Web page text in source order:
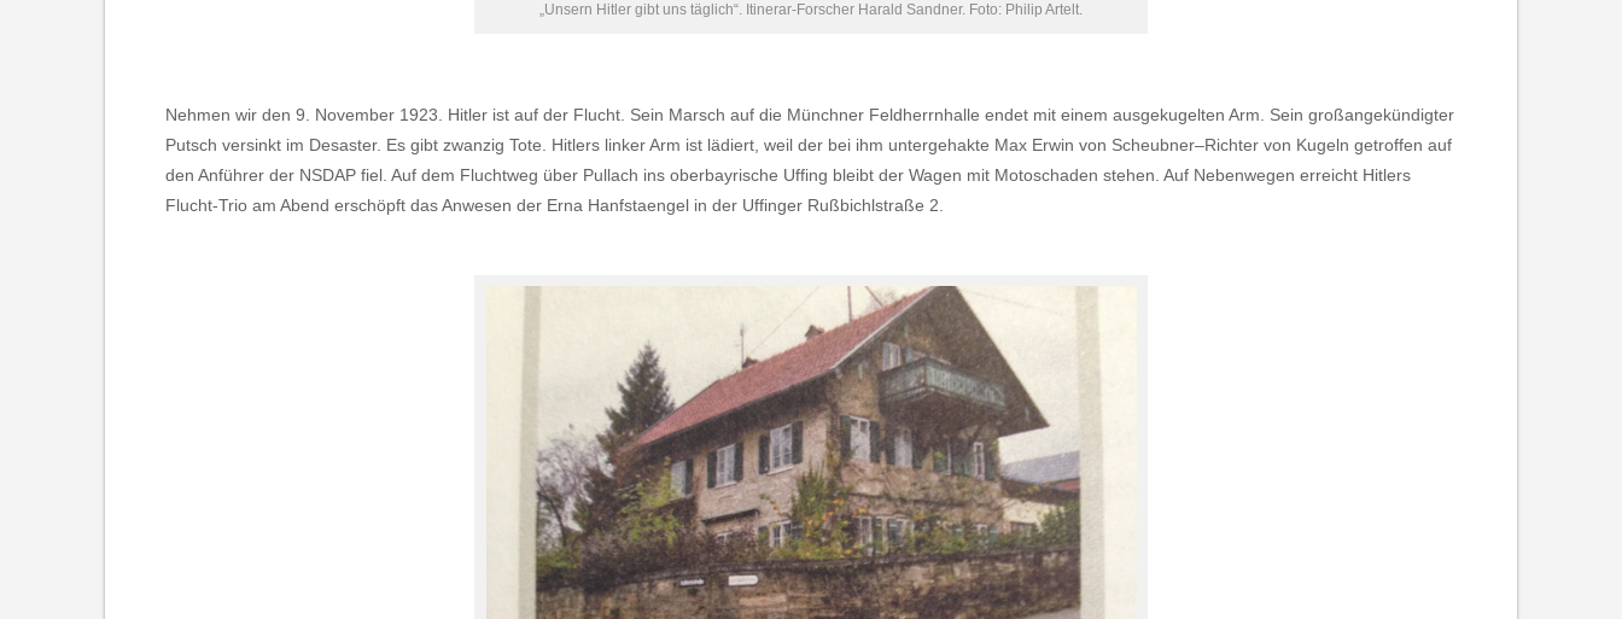
„Unsern Hitler gibt uns täglich“. Itinerar-Forscher Harald Sandner. Foto: Philip Artelt.
Nehmen wir den 9. November 1923. Hitler ist auf der Flucht. Sein Marsch auf die Münchner Feldherrnhalle endet mit einem ausgekugelten Arm. Sein großangekündigter
Putsch versinkt im Desaster. Es gibt zwanzig Tote. Hitlers linker Arm ist lädiert, weil der bei ihm untergehakte Max Erwin von Scheubner–Richter von Kugeln getroffen auf
den Anführer der NSDAP fiel. Auf dem Fluchtweg über Pullach ins oberbayrische Uffing bleibt der Wagen mit Motoschaden stehen. Auf Nebenwegen erreicht Hitlers
Flucht-Trio am Abend erschöpft das Anwesen der Erna Hanfstaengel in der Uffinger Rußbichlstraße 2.